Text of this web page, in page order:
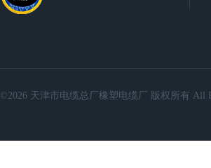
©2026 天津市电缆总厂橡塑电缆厂 版权所有 All